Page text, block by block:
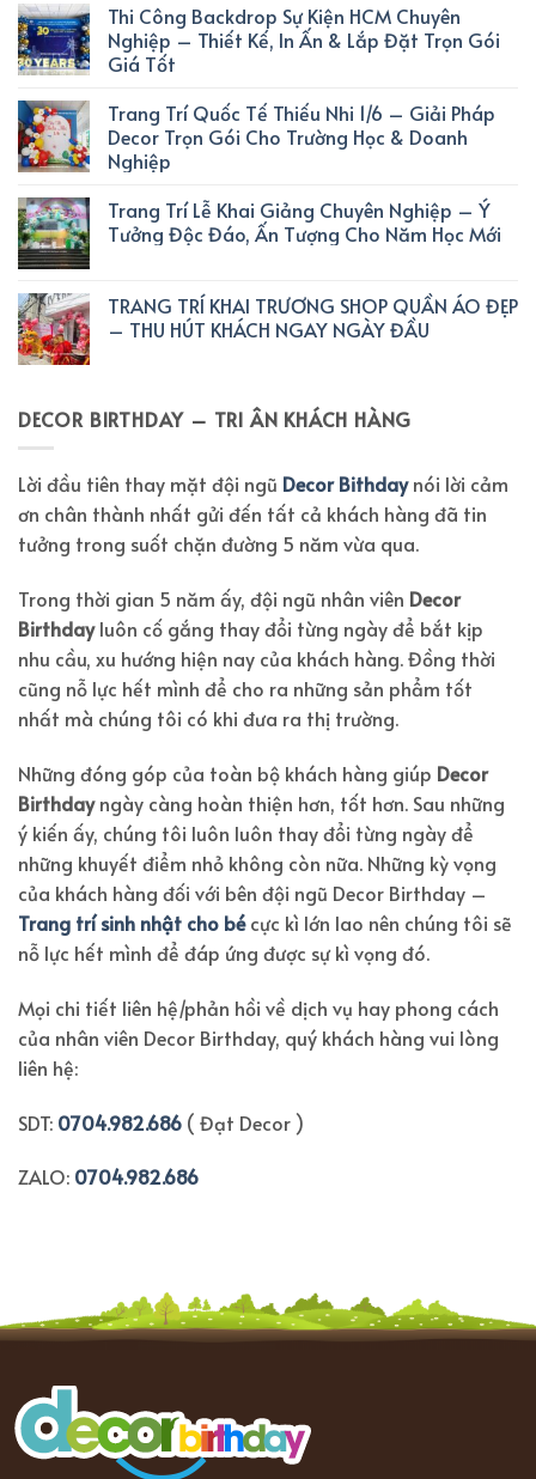
Thi Công Backdrop Sự Kiện HCM Chuyên
Nghiệp – Thiết Kế, In Ấn & Lắp Đặt Trọn Gói
Giá Tốt
Trang Trí Quốc Tế Thiếu Nhi 1/6 – Giải Pháp
Decor Trọn Gói Cho Trường Học & Doanh
Nghiệp
Trang Trí Lễ Khai Giảng Chuyên Nghiệp – Ý
Tưởng Độc Đáo, Ấn Tượng Cho Năm Học Mới
TRANG TRÍ KHAI TRƯƠNG SHOP QUẦN ÁO ĐẸP
– THU HÚT KHÁCH NGAY NGÀY ĐẦU
DECOR BIRTHDAY – TRI ÂN KHÁCH HÀNG
Lời đầu tiên thay mặt đội ngũ Decor Bithdaynói lời cảm
ơn chân thành nhất gửi đến tất cả khách hàng đã tin
tưởng trong suốt chặn đường 5 năm vừa qua.
Trong thời gian 5 năm ấy, đội ngũ nhân viên Decor
Birthdayluôn cố gắng thay đổi từng ngày để bắt kịp
nhu cầu, xu hướng hiện nay của khách hàng. Đồng thời
cũng nỗ lực hết mình để cho ra những sản phẩm tốt
nhất mà chúng tôi có khi đưa ra thị trường.
Những đóng góp của toàn bộ khách hàng giúp Decor
Birthdayngày càng hoàn thiện hơn, tốt hơn. Sau những
ý kiến ấy, chúng tôi luôn luôn thay đổi từng ngày để
những khuyết điểm nhỏ không còn nữa. Những kỳ vọng
của khách hàng đối với bên đội ngũ Decor Birthday –
Trang trí sinh nhật cho bécực kì lớn lao nên chúng tôi sẽ
nỗ lực hết mình để đáp ứng được sự kì vọng đó.
Mọi chi tiết liên hệ/phản hồi về dịch vụ hay phong cách
của nhân viên Decor Birthday, quý khách hàng vui lòng
liên hệ:
SDT: 0704.982.686 ( Đạt Decor )
ZALO: 0704.982.686